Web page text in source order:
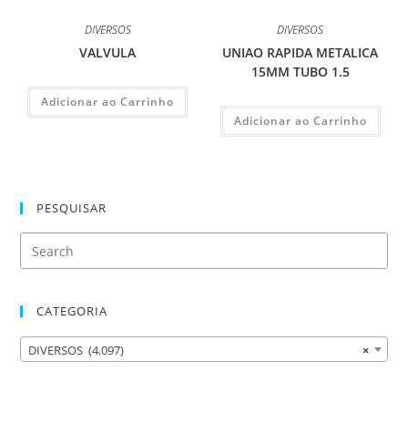
DIVERSOS
VALVULA
Adicionar ao Carrinho
DIVERSOS
UNIAO RAPIDA METALICA
15MM TUBO 1.5
Adicionar ao Carrinho
PESQUISAR
CATEGORIA
×
DIVERSOS (4.097)